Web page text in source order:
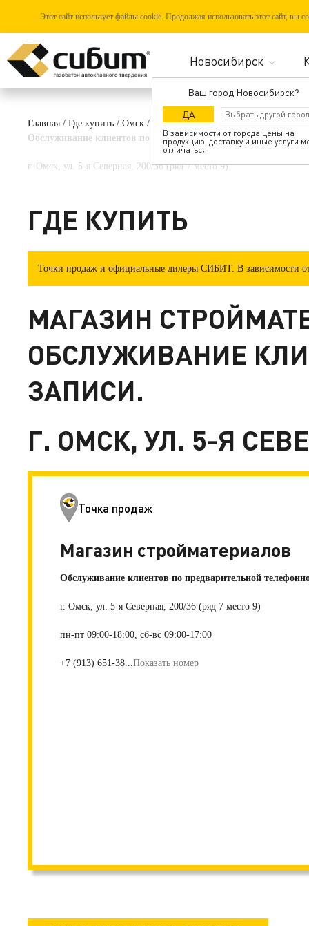
Этот сайт использует файлы cookie. Продолжая использовать этот сайт, вы
Ваш город Новосибирск?
ДА
В зависимости от города цены на
продукцию, доставку и иные услуги
отличаться
Главная / Где купить / Омск /
Магазин стройматериалов,
Обслуживание клиентов по предварительной телефонной
г. Омск, ул. 5-я Северная, 200/36 (ряд 7 место 9)
ГДЕ КУПИТЬ
Точки продаж и официальные дилеры СИБИТ. В зависимости
МАГАЗИН
ОБСЛУЖИВАНИЕ
ЗАПИСИ.
Г. ОМСК, УЛ. 5-Я
Точка продаж
Магазин стройматериалов
Обслуживание клиентов по предварительной
г. Омск, ул. 5-я Северная, 200/36 (ряд 7 место 9)
пн-пт 09:00-18:00, сб-вс 09:00-17:00
+7 (913) 651-38...Показать номер